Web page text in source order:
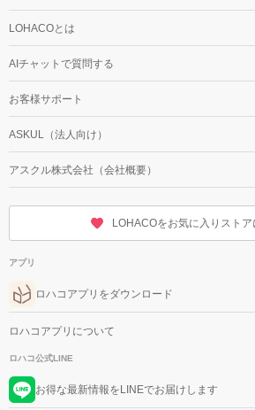
LOHACOとは
AIチャットで質問する
お客様サポート
ASKUL（法人向け）
アスクル株式会社（会社概要）
LOHACOをお気に入りスト
アプリ
ロハコアプリをダウンロード
ロハコアプリについて
ロハコ公式LINE
お得な最新情報をLINEでお届けします